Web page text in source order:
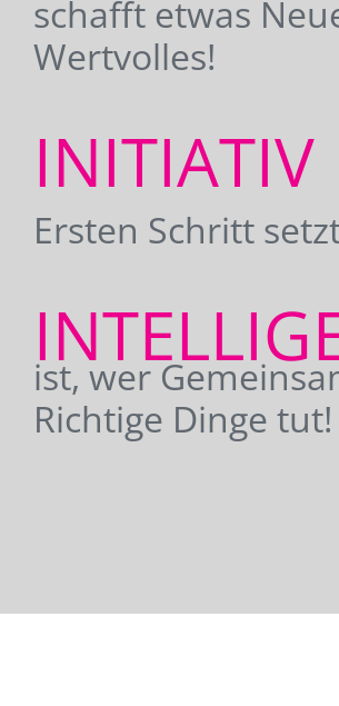
schafft etwas
Wertvolles!
INITIATIV
Ersten Schritt
ist, wer
Richtige Dinge tut!